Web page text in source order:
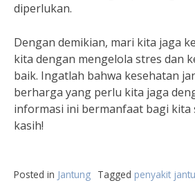
diperlukan.
Dengan demikian, mari kita jaga
kita dengan mengelola stres dan
baik. Ingatlah bahwa kesehatan
berharga yang perlu kita jaga
informasi ini bermanfaat bagi kita
kasih!
Posted in Jantung Tagged penyakit